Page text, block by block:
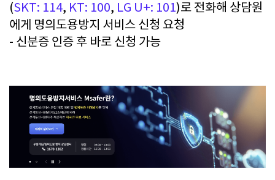
(SKT: 114, KT: 100, LG U+: 101)로 전화해 상담원
에게 명의도용방지 서비스 신청 요청
- 신분증 인증 후 바로 신청 가능